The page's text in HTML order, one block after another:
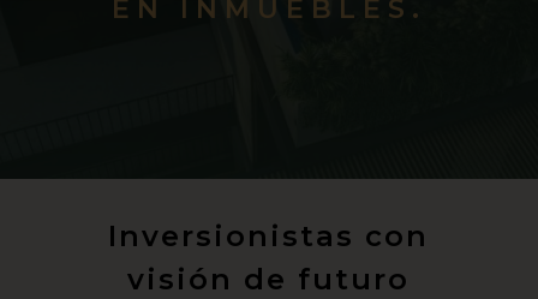
EN INMUEBLES.
Inversionistas con
visión de futuro